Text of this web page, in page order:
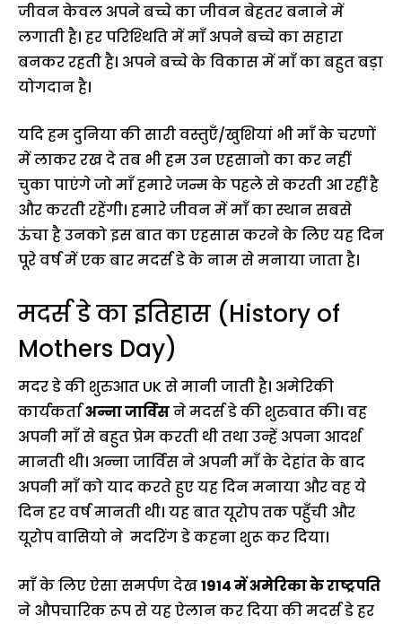
जीवन केवल अपने बच्चे का जीवन बेहतर बनाने में
लगाती है। हर परिश्थिति में माँ अपने बच्चे का सहारा
बनकर रहती है। अपने बच्चे के विकास में माँ का बहुत बड़ा
योगदान है।
यदि हम दुनिया की सारी वस्तुएँ/खुशियां भी माँ के चरणों
में लाकर रख दे तब भी हम उन एहसानो का कर नहीं
चुका पाएंगे जो माँ हमारे जन्म के पहले से करती आ रहीं है
और करती रहेंगी। हमारे जीवन में माँ का स्थान सबसे
ऊंचा है उनको इस बात का एहसास करने के लिए यह दिन
पूरे वर्ष में एक बार मदर्स डे के नाम से मनाया जाता है।
मदर्स डे का इतिहास (History of
Mothers Day)
मदर डे की शुरुआत UK से मानी जाती है। अमेरिकी
कार्यकर्ताअन्ना जार्विसने मदर्स डे की शुरुवात की। वह
अपनी माँ से बहुत प्रेम करती थी तथा उन्हें अपना आदर्श
मानती थी। अन्ना जार्विस ने अपनी माँ के देहांत के बाद
अपनी माँ को याद करते हुए यह दिन मनाया और वह ये
दिन हर वर्ष मानती थी। यह बात यूरोप तक पहुँची और
यूरोप वासियो ने मदरिंग डे कहना शुरू कर दिया।
माँ के लिए ऐसा समर्पण देख1914 में अमेरिका के राष्ट्रपति
ने औपचारिक रूप से यह ऐलान कर दिया की मदर्स डे हर